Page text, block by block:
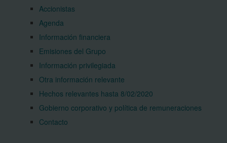
Accionistas
Agenda
Información financiera
Emisiones del Grupo
Información privilegiada
Otra información relevante
Hechos relevantes hasta 8/02/2020
Gobierno corporativo y política de remuneraciones
Contacto